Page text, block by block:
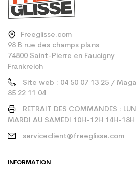
Freeglisse.com
98 B rue des champs plans
74800 Saint-Pierre en Faucigny
Frankreich
Site web : 04 50 07 13 25 /
85 22 11 04
RETRAIT DES COMMANDES :
MARDI AU SAMEDI 10H-12H 14H-18H
serviceclient@freeglisse.com
INFORMATION